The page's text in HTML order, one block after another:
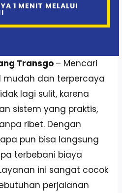
1 MENIT MELALUI
Transgo – Mencari
mudah dan terpercaya
lagi sulit, karena
sistem yang praktis,
ribet. Dengan
pun bisa langsung
terbebani biaya
ini sangat cocok
perjalanan